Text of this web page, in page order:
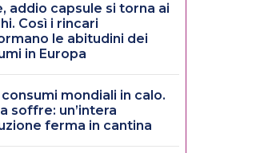
addio capsule si torna ai
Così i rincari
le abitudini dei
in Europa
mondiali in calo.
soffre: un’intera
ferma in cantina